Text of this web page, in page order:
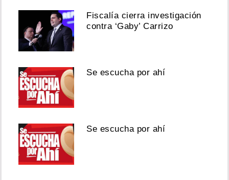
Fiscalía cierra investigación
contra ‘Gaby’ Carrizo
Se escucha por ahí
Se escucha por ahí